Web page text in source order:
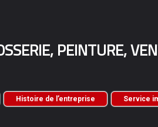
PEINTURE,
Histoire de l’entreprise Service